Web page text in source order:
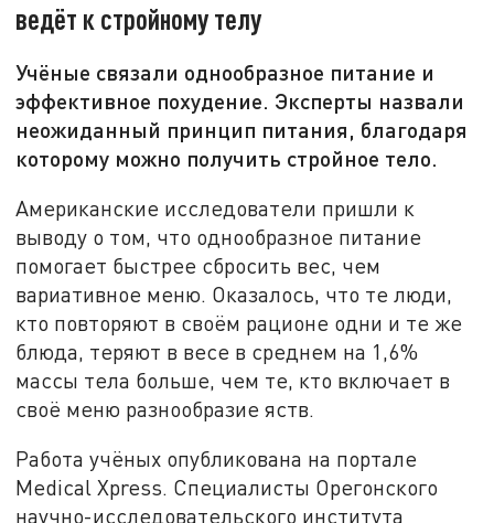
ведёт к стройному телу
Учёные связали однообразное питание и
эффективное похудение. Эксперты назвали
неожиданный принцип питания, благодаря
которому можно получить стройное тело.
Американские исследователи пришли к
выводу о том, что однообразное питание
помогает быстрее сбросить вес, чем
вариативное меню. Оказалось, что те люди,
кто повторяют в своём рационе одни и те же
блюда, теряют в весе в среднем на 1,6%
массы тела больше, чем те, кто включает в
своё меню разнообразие яств.
Работа учёных опубликована на портале
Medical Xpress. Специалисты Орегонского
научно-исследовательского института